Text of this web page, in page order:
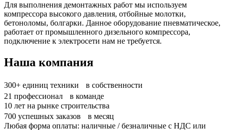
Для выполнения демонтажных работ мы используем
компрессора высокого давления, отбойные молотки,
бетоноломы, болгарки. Данное оборудование пневматическое,
работает от промышленного дизельного компрессора,
подключение к электросети нам не требуется.
Наша компания
300+ единиц техники в собственности
21 профессионал в команде
10 лет на рынке строительства
700 успешных заказов в месяц
Любая форма оплаты: наличные / безналичные с НДС или